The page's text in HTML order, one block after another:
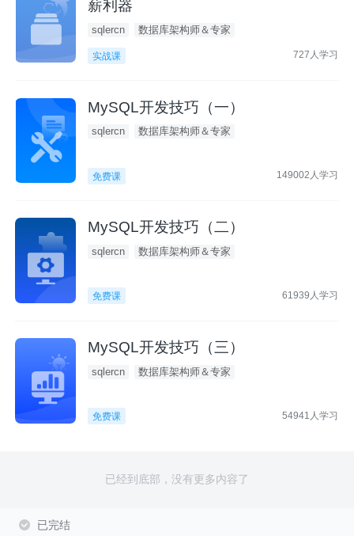
薪利器
sqlercn 数据库架构师＆专家
实战课 727人学习
MySQL开发技巧（一）
sqlercn 数据库架构师＆专家
免费课 149002人学习
MySQL开发技巧（二）
sqlercn 数据库架构师＆专家
免费课 61939人学习
MySQL开发技巧（三）
sqlercn 数据库架构师＆专家
免费课 54941人学习
已经到底部，没有更多内容了
已完结